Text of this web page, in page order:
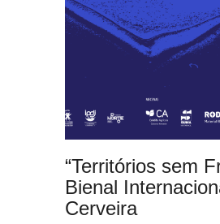
“Territórios sem
Bienal
Cerveira